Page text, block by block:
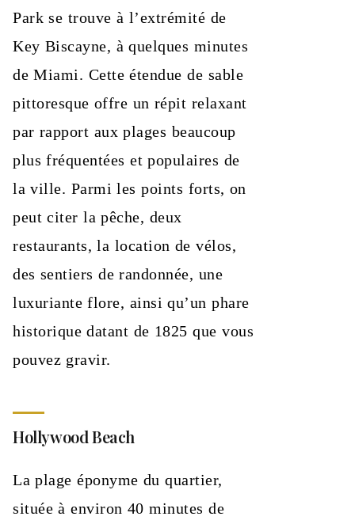
Park se trouve à l’extrémité de
Key Biscayne, à quelques minutes
de Miami. Cette étendue de sable
pittoresque offre un répit relaxant
par rapport aux plages beaucoup
plus fréquentées et populaires de
la ville. Parmi les points forts, on
peut citer la pêche, deux
restaurants, la location de vélos,
des sentiers de randonnée, une
luxuriante flore, ainsi qu’un phare
historique datant de 1825 que vous
pouvez gravir.
Hollywood Beach
La plage éponyme du quartier,
située à environ 40 minutes de